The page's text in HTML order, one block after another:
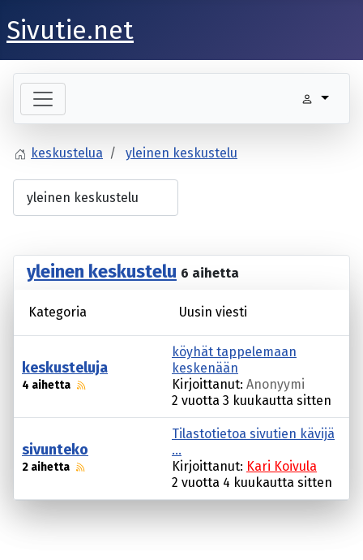
Sivutie.net
keskustelua yleinen keskustelu
yleinen keskustelu 6 aihetta
Kategoria Uusin viesti
keskusteluja
4 aihetta
köyhät tappelemaan
keskenään
Kirjoittanut: Anonyymi
2 vuotta 3 kuukautta sitten
sivunteko
2 aihetta
Tilastotietoa sivutien kävijä
...
Kirjoittanut: Kari Koivula
2 vuotta 4 kuukautta sitten